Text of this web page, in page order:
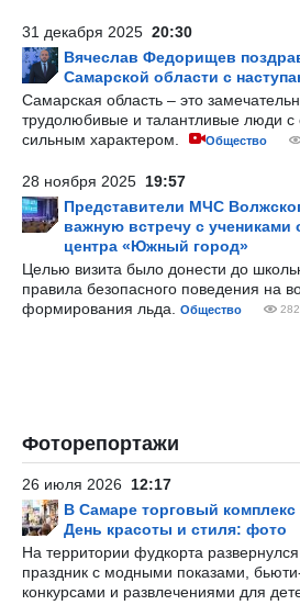
31 декабря 2025 20:30
Вячеслав Федорищев
Самарской области с
Самарская область – это
трудолюбивые и талантливые люди
сильным характером.
Общество
28 ноября 2025 19:57
Представители МЧС
важную встречу с учениками
центра «Южный город»
Целью визита было донести до
правила безопасного поведения на
формирования льда.
Общество
Фоторепортажи
26 июля 2026 12:17
В Самаре торговый
День красоты и стиля: фото
На территории фудкорта
праздник с модными показами,
конкурсами и развлечениями для